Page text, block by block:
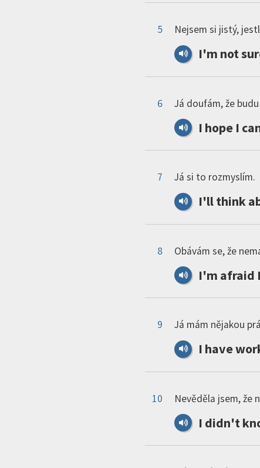
5 Nejsem si jistý,
I'm not
6 Já doufám, že
I hope I
7 Já si to rozmyslím.
I'llthink
8 Obávám se, že
I'm afraid I
9 Já mám nějakou
I have
10 Nevěděla jsem, že
I didn't